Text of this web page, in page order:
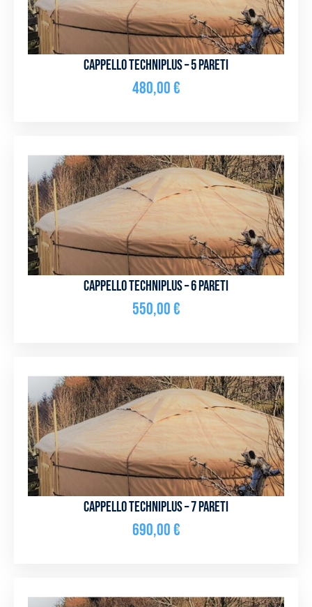
Cappello Techniplus – 5 pareti
480,00€
Cappello Techniplus – 6 pareti
550,00€
Cappello Techniplus – 7 pareti
690,00€